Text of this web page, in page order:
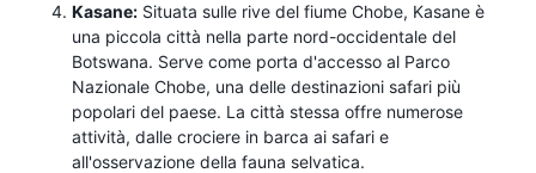
Kasane: Situata sulle rive del fiume Chobe, Kasane è
una piccola città nella parte nord-occidentale del
Botswana. Serve come porta d'accesso al Parco
Nazionale Chobe, una delle destinazioni safari più
popolari del paese. La città stessa offre numerose
attività, dalle crociere in barca ai safari e
all'osservazione della fauna selvatica.